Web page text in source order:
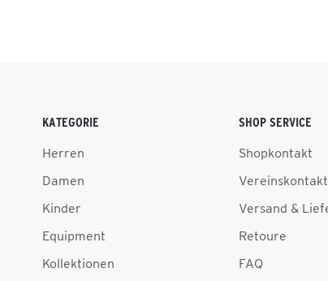
KATEGORIE
Herren
Damen
Kinder
Equipment
Kollektionen
SHOP SERVICE
Shopkontakt
Vereinskontakt
Versand &
Retoure
FAQ